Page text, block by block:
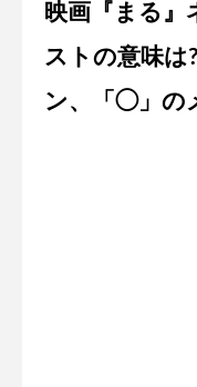
映画『まる』
ストの意味は
ン、「◯」の